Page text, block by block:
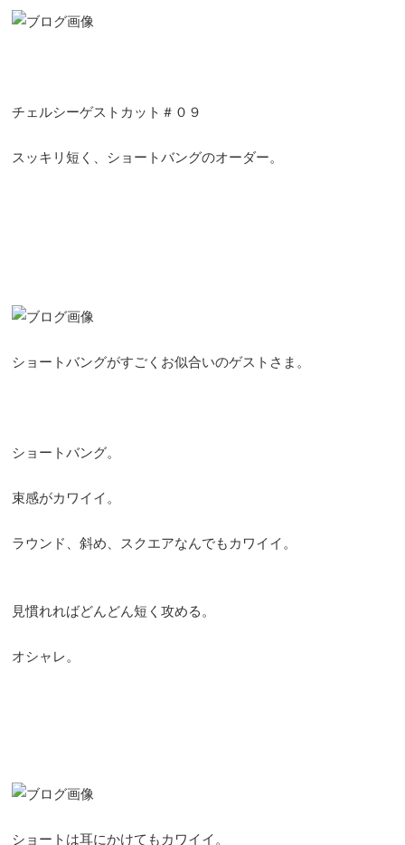
チェルシーゲストカット＃０９
スッキリ短く、ショートバングのオーダー。
ショートバングがすごくお似合いのゲストさま。
ショートバング。
束感がカワイイ。
ラウンド、斜め、スクエアなんでもカワイイ。
見慣れればどんどん短く攻める。
オシャレ。
ショートは耳にかけてもカワイイ。